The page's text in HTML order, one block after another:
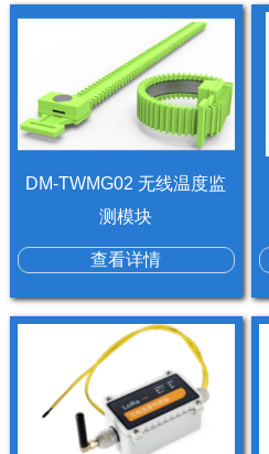
DM-TWMG02 无线温度监
测模块
查看详情